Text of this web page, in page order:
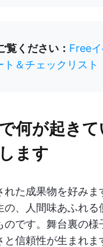
覧ください： Free
ト＆チェックリスト
何が起き
ます
れた成果物を好みま
の、人間味あふれる
のです。舞台裏の様
信頼性が生まれま